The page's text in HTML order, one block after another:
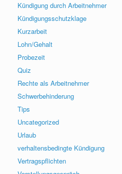
Kündigung durch Arbeitnehmer
Kündigungsschutzklage
Kurzarbeit
Lohn/Gehalt
Probezeit
Quiz
Rechte als Arbeitnehmer
Schwerbehinderung
Tips
Uncategorized
Urlaub
verhaltensbedingte Kündigung
Vertragspflichten